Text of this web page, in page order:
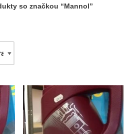
so značkou “Mannol”